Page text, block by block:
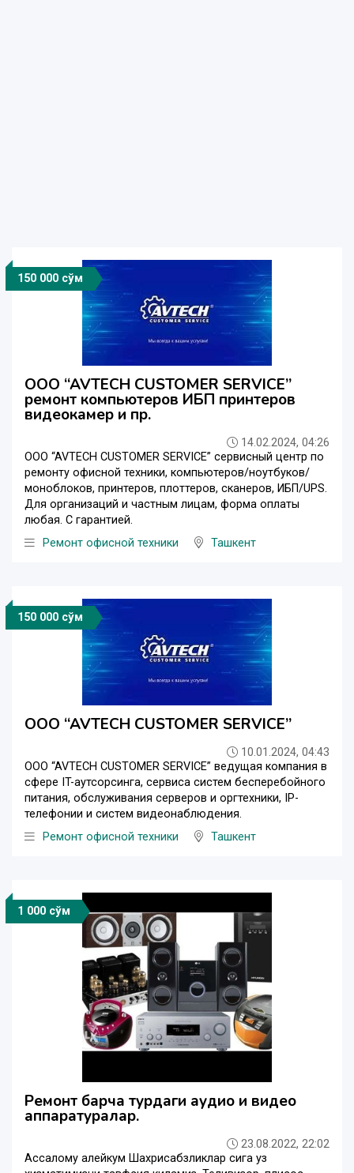
150 000 сўм
OOO “AVTECH CUSTOMER SERVICE”
ремонт компьютеров ИБП принтеров
видеокамер и пр.
14.02.2024, 04:26
OOO “AVTECH CUSTOMER SERVICE” сервисный центр по
ремонту офисной техники, компьютеров/ноутбуков/
моноблоков, принтеров, плоттеров, сканеров, ИБП/UPS.
Для организаций и частным лицам, форма оплаты
любая. С гарантией.
Ремонт офисной техники
Ташкент
150 000 сўм
OOO “AVTECH CUSTOMER SERVICE”
10.01.2024, 04:43
OOO “AVTECH CUSTOMER SERVICE” ведущая компания в
сфере IT-аутсорсинга, сервиса систем бесперебойного
питания, обслуживания серверов и оргтехники, IP-
телефонии и систем видеонаблюдения.
Ремонт офисной техники
Ташкент
1 000 сўм
Ремонт барча турдаги аудио и видео
аппаратуралар.
23.08.2022, 22:02
Ассалому алейкум Шахрисабзликлар сига уз